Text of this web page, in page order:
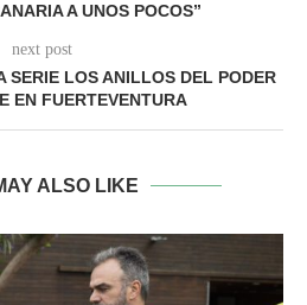
A UNOS POCOS”
next post
SERIE LOS ANILLOS DEL PODER
EN FUERTEVENTURA
ALSO LIKE